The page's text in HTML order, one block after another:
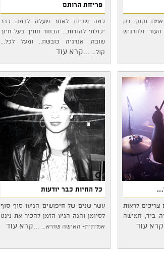
זקוק. רק
ולהרגיש
פריחת הרותם
כמה שניות לאחר שעלה לבמה כבר
יכולתי להודות... הבחור חתיך בעל חיוך
שובה, אנרגיה כובשת.. ומעל לכל...
קול…
...קרא עוד
לראות
ביד, חמישה
עוד
כל החיות כבר יודעות
עשר שנים של חיפושים הגיעו סוף סוף
לסיומן והנה הגיע הזמן להכיר את נינט
אמיתית- האישה שהיא…
...קרא עוד